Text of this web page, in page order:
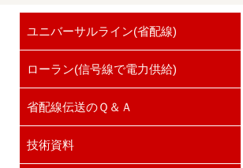
ユニバーサルライン(省配線)
ローラン(信号線で電力供給)
省配線伝送のＱ＆Ａ
技術資料